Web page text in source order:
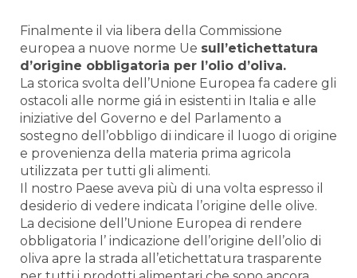
Finalmente il via libera della Commissione
europea a nuove norme Ue sull’etichettatura
d’origine obbligatoria per l’olio d’oliva.
La storica svolta dell’Unione Europea fa cadere gli
ostacoli alle norme giá in esistenti in Italia e alle
iniziative del Governo e del Parlamento a
sostegno dell’obbligo di indicare il luogo di origine
e provenienza della materia prima agricola
utilizzata per tutti gli alimenti.
Il nostro Paese aveva più di una volta espresso il
desiderio di vedere indicata l’origine delle olive.
La decisione dell’Unione Europea di rendere
obbligatoria l’ indicazione dell’origine dell’olio di
oliva apre la strada all’etichettatura trasparente